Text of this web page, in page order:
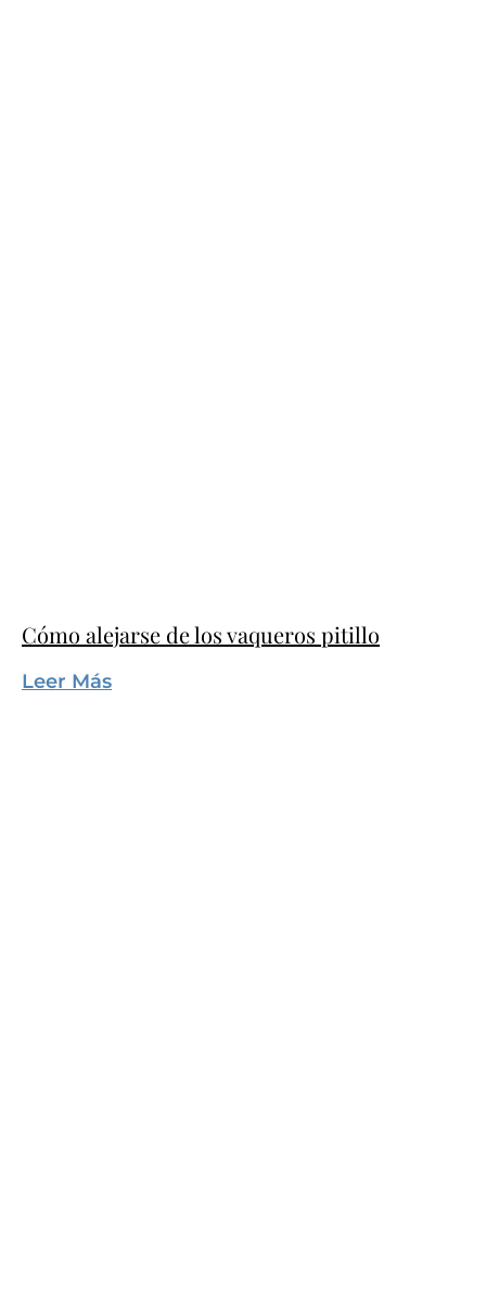
Cómo alejarse de los vaqueros pitillo
Leer Más